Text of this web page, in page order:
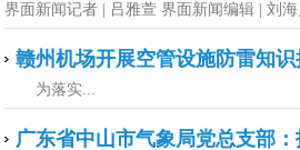
界面新闻记者 | 吕雅萱 界面新闻编辑 | 刘
赣州机场开展空管设施防雷知识
为落实...
广东省中山市气象局党总支部